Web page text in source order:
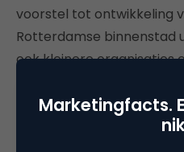
voorstel tot ontwikkeling
Rotterdamse binnenstad
ook kleinere organisaties
maken en een video
5: Een opmerkelijk
Marketingfacts.